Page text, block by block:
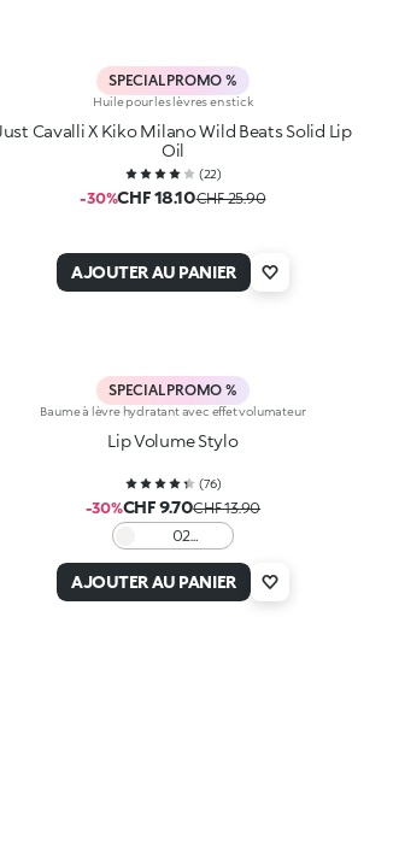
SPECIAL PROMO %
Huile pour les lèvres en stick
Cavalli X Kiko Milano Wild Beats Solid Lip
Oil
(22)
-30%CHF 18.10CHF 25.90
AJOUTER AU PANIER
SPECIAL PROMO %
Baume à lèvre hydratant avec effet volumateur
Lip Volume Stylo
(76)
-30%CHF 9.70CHF 13.90
02
AJOUTER AU PANIER